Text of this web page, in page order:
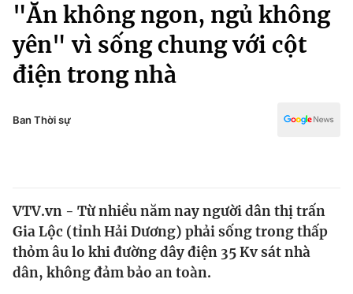
Chuyên mục
Chính trị
Thế giới
Tin tức
Kinh tế
Pháp luật
Thể thao
Truyền hình
Văn hóa - Giải trí
Đời sống
"Ăn không ngon, ngủ không
yên" vì sống chung với cột
điện trong nhà
Ban Thời sự
VTV.vn - Từ nhiều năm nay người dân thị trấn
Gia Lộc (tỉnh Hải Dương) phải sống trong thấp
thỏm âu lo khi đường dây điện 35 Kv sát nhà
dân, không đảm bảo an toàn.